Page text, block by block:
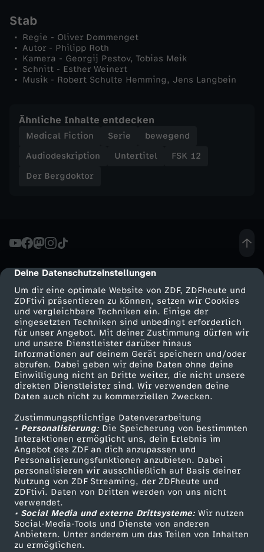
cmp-dialog-description
Deine Datenschutzeinstellungen
Um dir eine optimale Website von ZDF, ZDFheute und
ZDFtivi präsentieren zu können, setzen wir Cookies
und vergleichbare Techniken ein. Einige der
eingesetzten Techniken sind unbedingt erforderlich
für unser Angebot. Mit deiner Zustimmung dürfen wir
und unsere Dienstleister darüber hinaus
Informationen auf deinem Gerät speichern und/oder
abrufen. Dabei geben wir deine Daten ohne deine
Einwilligung nicht an Dritte weiter, die nicht unsere
direkten Dienstleister sind. Wir verwenden deine
Daten auch nicht zu kommerziellen Zwecken.
Zustimmungspflichtige Datenverarbeitung
• Personalisierung:Die Speicherung von bestimmten
Interaktionen ermöglicht uns, dein Erlebnis im
Angebot des ZDF an dich anzupassen und
Personalisierungsfunktionen anzubieten. Dabei
personalisieren wir ausschließlich auf Basis deiner
Nutzung von ZDF Streaming, der ZDFheute und
ZDFtivi. Daten von Dritten werden von uns nicht
verwendet.
• Social Media und externe Drittsysteme:Wir nutzen
Social-Media-Tools und Dienste von anderen
Anbietern. Unter anderem um das Teilen von Inhalten
zu ermöglichen.
Stab
Regie - Oliver Dommenget
Autor - Philipp Roth
Kamera - Georgij Pestov, Tobias Meik
Schnitt - Esther Weinert
Musik - Robert Schulte Hemming, Jens Langbein
Ähnliche Inhalte entdecken
Medical Fiction Serie
bewegend
Audiodeskription
Untertitel
FSK 12
Der Bergdoktor
Mehr ZDF
ZDF-Apps
Smart TV
ZDFtext
Livestreams
Sendungen A-Z
TV-Programm
Service
ZDFmitreden
Kontakt zum ZDF
Tickets
Zuschauerservice
Hilfe
ZDF Unternehmen
Karriere